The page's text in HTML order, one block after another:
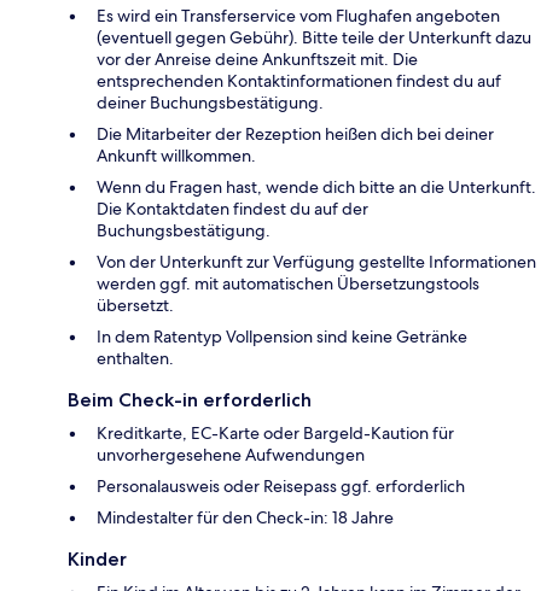
Es wird ein Transferservice vom Flughafen angeboten
(eventuell gegen Gebühr). Bitte teile der Unterkunft dazu
vor der Anreise deine Ankunftszeit mit. Die
entsprechenden Kontaktinformationen findest du auf
deiner Buchungsbestätigung.
Die Mitarbeiter der Rezeption heißen dich bei deiner
Ankunft willkommen.
Wenn du Fragen hast, wende dich bitte an die Unterkunft.
Die Kontaktdaten findest du auf der
Buchungsbestätigung.
Von der Unterkunft zur Verfügung gestellte Informationen
werden ggf. mit automatischen Übersetzungstools
übersetzt.
In dem Ratentyp Vollpension sind keine Getränke
enthalten.
Beim Check-in erforderlich
Kreditkarte, EC-Karte oder Bargeld-Kaution für
unvorhergesehene Aufwendungen
Personalausweis oder Reisepass ggf. erforderlich
Mindestalter für den Check-in: 18 Jahre
Kinder